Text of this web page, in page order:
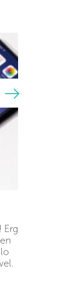
Erg